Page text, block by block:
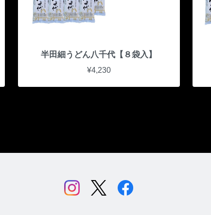
半田細うどん八千代【８袋入】
¥4,230